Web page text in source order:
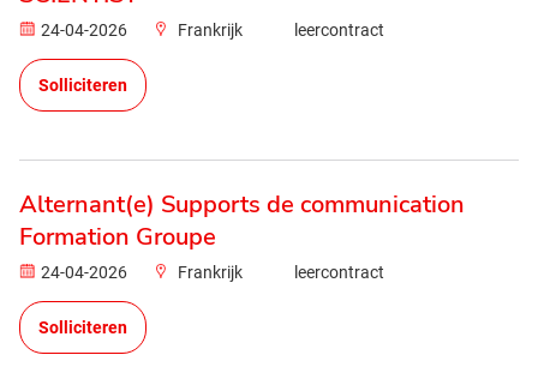
24-04-2026 Frankrijk leercontract
Solliciteren
Alternant(e) Supports de communication
Formation Groupe
24-04-2026 Frankrijk leercontract
Solliciteren